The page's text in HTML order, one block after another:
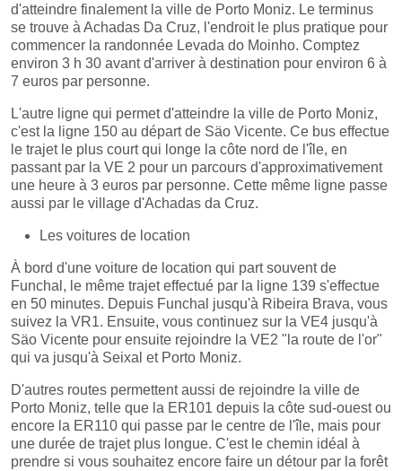
d'atteindre finalement la ville de Porto Moniz. Le terminus
se trouve à Achadas Da Cruz, l'endroit le plus pratique pour
commencer la randonnée Levada do Moinho. Comptez
environ 3 h 30 avant d'arriver à destination pour environ 6 à
7 euros par personne.
L'autre ligne qui permet d'atteindre la ville de Porto Moniz,
c'est la ligne 150 au départ de Säo Vicente. Ce bus effectue
le trajet le plus court qui longe la côte nord de l'île, en
passant par la VE 2 pour un parcours d'approximativement
une heure à 3 euros par personne. Cette même ligne passe
aussi par le village d'Achadas da Cruz.
Les voitures de location
À bord d'une voiture de location qui part souvent de
Funchal, le même trajet effectué par la ligne 139 s'effectue
en 50 minutes. Depuis Funchal jusqu'à Ribeira Brava, vous
suivez la VR1. Ensuite, vous continuez sur la VE4 jusqu'à
Säo Vicente pour ensuite rejoindre la VE2 "la route de l'or"
qui va jusqu'à Seixal et Porto Moniz.
D'autres routes permettent aussi de rejoindre la ville de
Porto Moniz, telle que la ER101 depuis la côte sud-ouest ou
encore la ER110 qui passe par le centre de l'île, mais pour
une durée de trajet plus longue. C'est le chemin idéal à
prendre si vous souhaitez encore faire un détour par la forêt